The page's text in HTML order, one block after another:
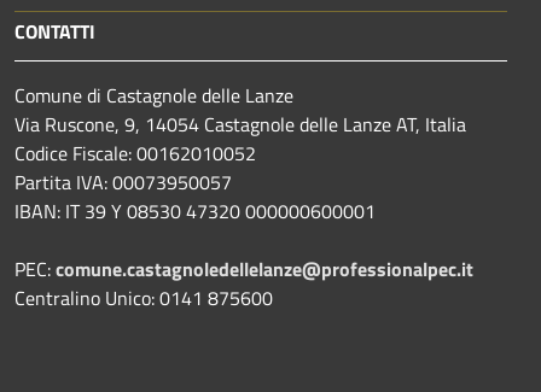
CONTATTI
Comune di Castagnole delle Lanze
Via Ruscone, 9, 14054 Castagnole delle Lanze AT, Italia
Codice Fiscale: 00162010052
Partita IVA: 00073950057
IBAN: IT 39 Y 08530 47320 000000600001
PEC:comune.castagnoledellelanze@professionalpec.it
Centralino Unico: 0141 875600